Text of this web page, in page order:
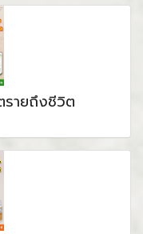
รายถึงชีวิต